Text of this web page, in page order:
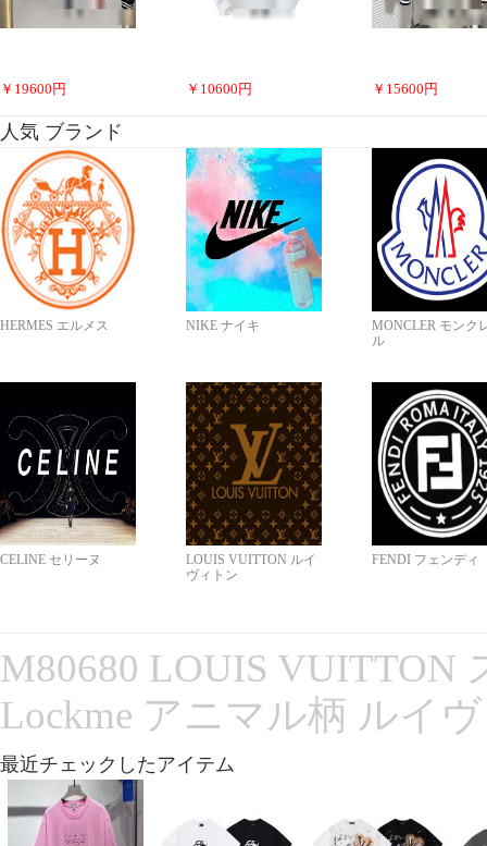
￥ 19600 円 ￥ 10600 円 ￥ 15600 円
人気 ブランド
HERMES エルメス NIKE ナイキ
MONCLER モンク
ル
CELINE セリーヌ
LOUIS VUITTON ルイ
ヴィトン
FENDI フェンディ
M80680 LOUIS VUITTON
Lockme アニマル柄 ルイ
最近チェックしたアイテム